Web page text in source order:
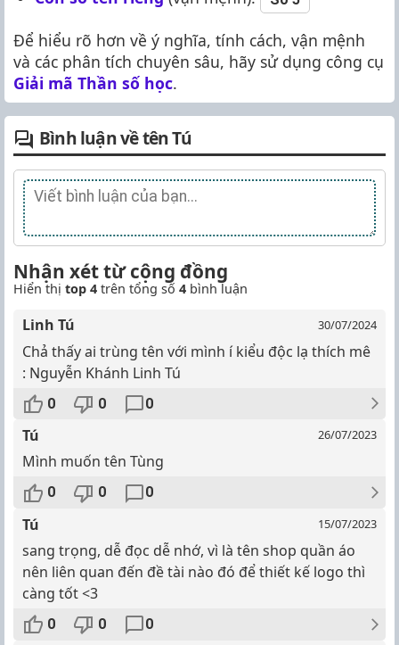
Để hiểu rõ hơn về ý nghĩa, tính cách, vận mệnh
và các phân tích chuyên sâu, hãy sử dụng công cụ
Giải mã Thần số học.
Bình luận về tên Tú
Nhận xét từ cộng đồng
Hiển thị top 4 trên tổng số 4 bình luận
Linh Tú 30/07/2024
Chả thấy ai trùng tên với mình í kiểu độc lạ thích mê
: Nguyễn Khánh Linh Tú
0 0 0
Tú 26/07/2023
Mình muốn tên Tùng
0 0 0
Tú 15/07/2023
sang trọng, dễ đọc dễ nhớ, vì là tên shop quần áo
nên liên quan đến đề tài nào đó để thiết kế logo thì
càng tốt <3
0 0 0